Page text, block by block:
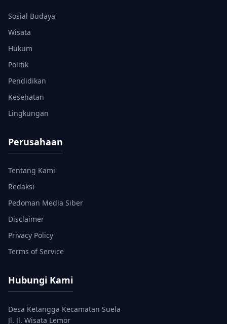
Sosial Budaya
Wisata
Hukum
Politik
Pendidikan
Kesehatan
Lingkungan
Perusahaan
Tentang Kami
Redaksi
Pedoman Media Siber
Disclaimer
Privacy Policy
Terms of Service
Hubungi Kami
Desa Ketangga Kecamatan Suela
Jl. Jl. Wisata Lemor